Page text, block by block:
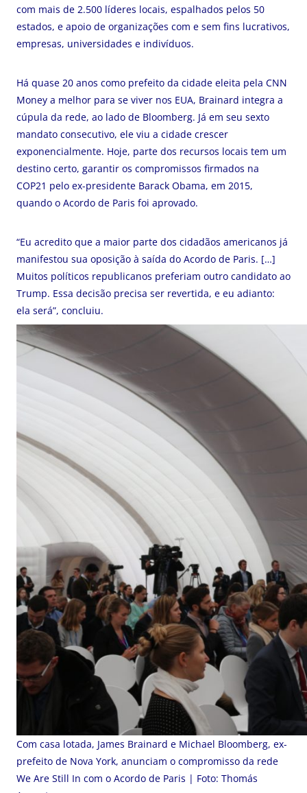
com mais de 2.500 líderes locais, espalhados pelos 50
estados, e apoio de organizações com e sem fins lucrativos,
empresas, universidades e indivíduos.
Há quase 20 anos como prefeito da cidade eleita pela CNN
Money a melhor para se viver nos EUA, Brainard integra a
cúpula da rede, ao lado de Bloomberg. Já em seu sexto
mandato consecutivo, ele viu a cidade crescer
exponencialmente. Hoje, parte dos recursos locais tem um
destino certo, garantir os compromissos firmados na
COP21 pelo ex-presidente Barack Obama, em 2015,
quando o Acordo de Paris foi aprovado.
“Eu acredito que a maior parte dos cidadãos americanos já
manifestou sua oposição à saída do Acordo de Paris. […]
Muitos políticos republicanos preferiam outro candidato ao
Trump. Essa decisão precisa ser revertida, e eu adianto:
ela será”, concluiu.
Com casa lotada, James Brainard e Michael Bloomberg, ex-
prefeito de Nova York, anunciam o compromisso da rede
We Are Still In com o Acordo de Paris | Foto: Thomás